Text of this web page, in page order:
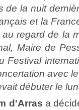
de la nuit
et la
regard de la
Maire de
Festival
avec
débuter le
d'Arras a